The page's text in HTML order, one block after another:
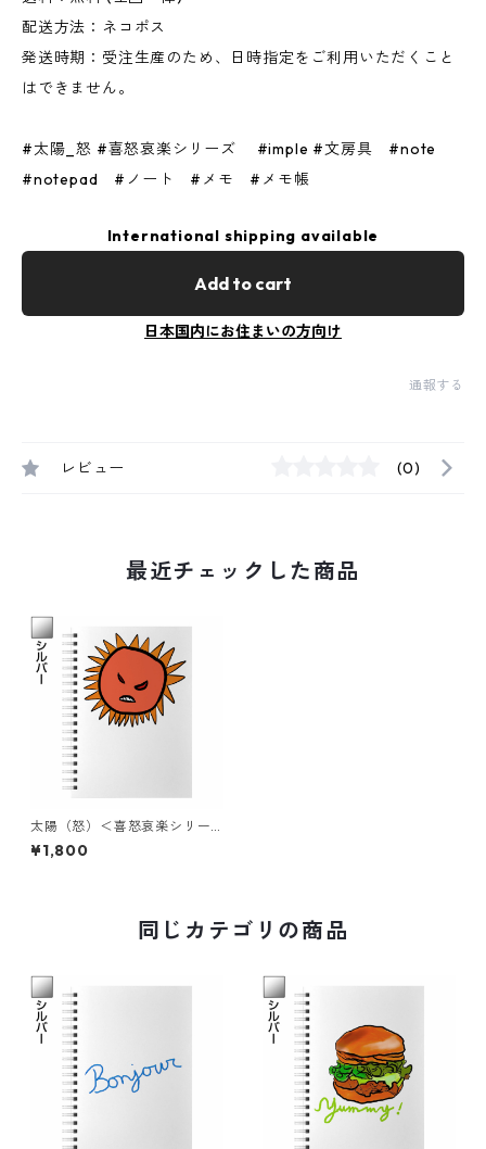
配送方法：ネコポス
発送時期：受注生産のため、日時指定をご利用いただくこと
はできません。
#太陽_怒 #喜怒哀楽シリーズ #imple #文房具 #note
#notepad #ノート #メモ #メモ帳
International shipping available
Add to cart
日本国内にお住まいの方向け
通報する
レビュー (0)
最近チェックした商品
太陽（怒）＜喜怒哀楽シリー
ズ＞ シンプル ノート simp
le note
¥1,800
同じカテゴリの商品